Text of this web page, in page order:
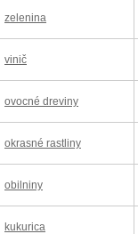
zelenina
vinič
ovocné dreviny
okrasné rastliny
obilniny
kukurica